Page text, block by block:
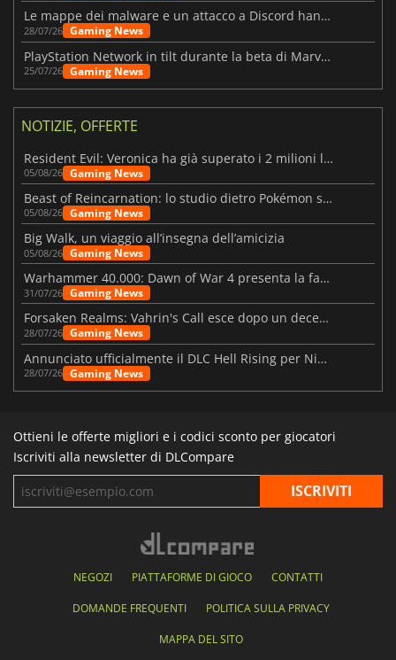
Le mappe dei malware e un attacco a Discord hanno colpito Meccha Chameleon
28/07/26 Gaming News
PlayStation Network in tilt durante la beta di Marvel Tōkon
25/07/26 Gaming News
NOTIZIE, OFFERTE
Resident Evil: Veronica ha già superato i 2 milioni liste dei desideri
05/08/26 Gaming News
Beast of Reincarnation: lo studio dietro Pokémon su una nuova strada
05/08/26 Gaming News
Big Walk, un viaggio all’insegna dell’amicizia
05/08/26 Gaming News
Warhammer 40.000: Dawn of War 4 presenta la fazione dei Necron
31/07/26 Gaming News
Forsaken Realms: Vahrin's Call esce dopo un decennio di sviluppo
28/07/26 Gaming News
Annunciato ufficialmente il DLC Hell Rising per Nioh 3
28/07/26 Gaming News
Ottieni le offerte migliori e i codici sconto per giocatori
Iscriviti alla newsletter di DLCompare
NEGOZI PIATTAFORME DI GIOCO CONTATTI
DOMANDE FREQUENTI POLITICA SULLA PRIVACY
MAPPA DEL SITO